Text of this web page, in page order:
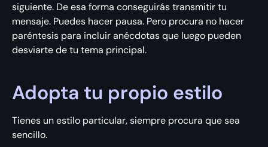
siguiente. De esa forma conseguirás transmitir tu
mensaje. Puedes hacer pausa. Pero procura no hacer
paréntesis para incluir anécdotas que luego pueden
desviarte de tu tema principal.
Adopta tu propio estilo
Tienes un estilo particular, siempre procura que sea
sencillo.